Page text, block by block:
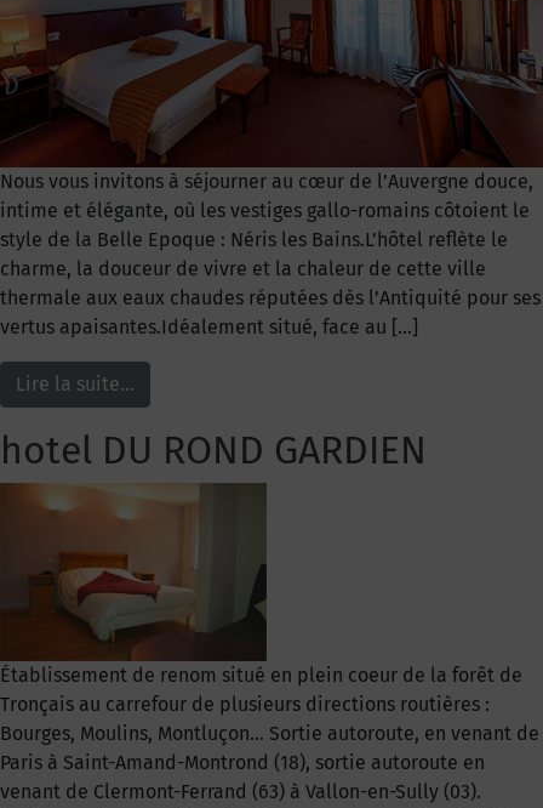
Nous vous invitons à séjourner au cœur de l’Auvergne douce,
intime et élégante, où les vestiges gallo-romains côtoient le
style de la Belle Epoque : Néris les Bains.L’hôtel reflète le
charme, la douceur de vivre et la chaleur de cette ville
thermale aux eaux chaudes réputées dès l’Antiquité pour ses
vertus apaisantes.Idéalement situé, face au […]
Lire la suite…
hotel DU ROND GARDIEN
Établissement de renom situé en plein coeur de la forêt de
Tronçais au carrefour de plusieurs directions routières :
Bourges, Moulins, Montluçon… Sortie autoroute, en venant de
Paris à Saint-Amand-Montrond (18), sortie autoroute en
venant de Clermont-Ferrand (63) à Vallon-en-Sully (03).